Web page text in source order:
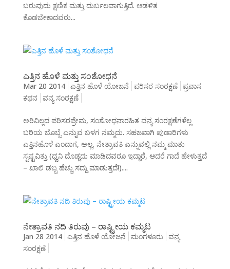
ಬರುವುದು ಕ್ಷಣಿಕ ಮತ್ತು ದುರ್ಬಲವಾಗುತ್ತಿದೆ. ಆಡಳಿತ
ಕೊಡಬೇಕಾದವರು...
ಎತ್ತಿನ ಹೊಳೆ ಮತ್ತು ಸಂಶೋಧನೆ
Mar 20 2014 ಎತ್ತಿನ ಹೊಳೆ ಯೋಜನೆ ಪರಿಸರ ಸಂರಕ್ಷಣೆ ಪ್ರವಾಸ
ಕಥನ ವನ್ಯ ಸಂರಕ್ಷಣೆ
ಅರಿವಿಲ್ಲದ ಪರಿಸರಪ್ರೇಮ, ಸಂಶೋಧನಾರಹಿತ ವನ್ಯ ಸಂರಕ್ಷಣೆಗಳೆಲ್ಲ
ಬರಿಯ ಬೊಬ್ಬೆ ಎನ್ನುವ ಬಳಗ ನಮ್ಮದು. ಸಹಜವಾಗಿ ಪುಡಾರಿಗಳು
ಎತ್ತಿನಹೊಳೆ ಎಂದಾಗ, ಅಲ್ಲ, ನೇತ್ರಾವತಿ ಎನ್ನುವಲ್ಲಿ ನಮ್ಮ ಮಾತು
ಸ್ಪಷ್ಟವಿತ್ತು (ಧ್ವನಿ ದೊಡ್ಡದು ಮಾಡಿದವರೂ ಇದ್ದಾರೆ, ಆದರೆ ಗಾದೆ ಹೇಳುತ್ತದೆ
– ಖಾಲಿ ಡಬ್ಬ ಹೆಚ್ಚು ಸದ್ದು ಮಾಡುತ್ತದೆ!)....
ನೇತ್ರಾವತಿ ನದಿ ತಿರುವು – ರಾಷ್ಟ್ರೀಯ ಕಮ್ಮಟ
Jan 28 2014 ಎತ್ತಿನ ಹೊಳೆ ಯೋಜನೆ ಮಂಗಳೂರು ವನ್ಯ
ಸಂರಕ್ಷಣೆ